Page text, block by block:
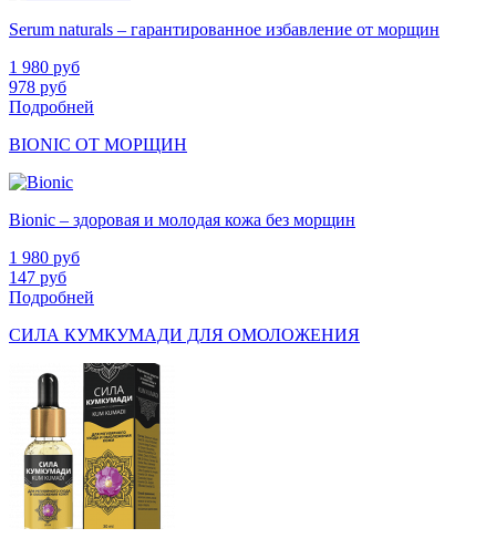
Serum naturals – гарантированное избавление от морщин
1 980 руб
978 руб
Подробней
BIONIC ОТ МОРЩИН
Bionic – здоровая и молодая кожа без морщин
1 980 руб
147 руб
Подробней
СИЛА КУМКУМАДИ ДЛЯ ОМОЛОЖЕНИЯ